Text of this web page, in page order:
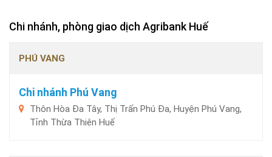
Chi nhánh, phòng giao dịch Agribank Huế
PHÚ VANG
Chi nhánh Phú Vang
Thôn Hòa Đa Tây, Thị Trấn Phú Đa, Huyện Phú Vang,
Tỉnh Thừa Thiên Huế